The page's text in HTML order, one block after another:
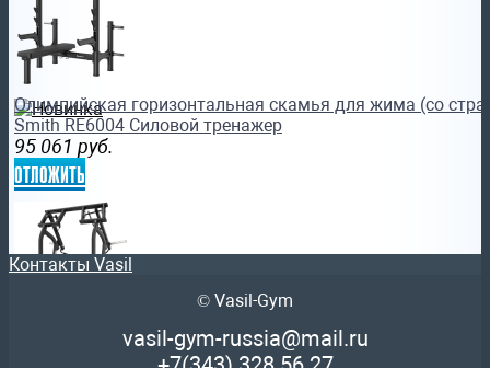
Олимпийская горизонтальная скамья для жима (со
Smith RE6004 Силовой тренажер
95 061 руб.
отложить
Профессиональный тренажер Плечевой жим наклонный
Protrain LFP121 василжим
Контакты Vasil
© Vasil-Gym
vasil-gym-russia@mail.ru